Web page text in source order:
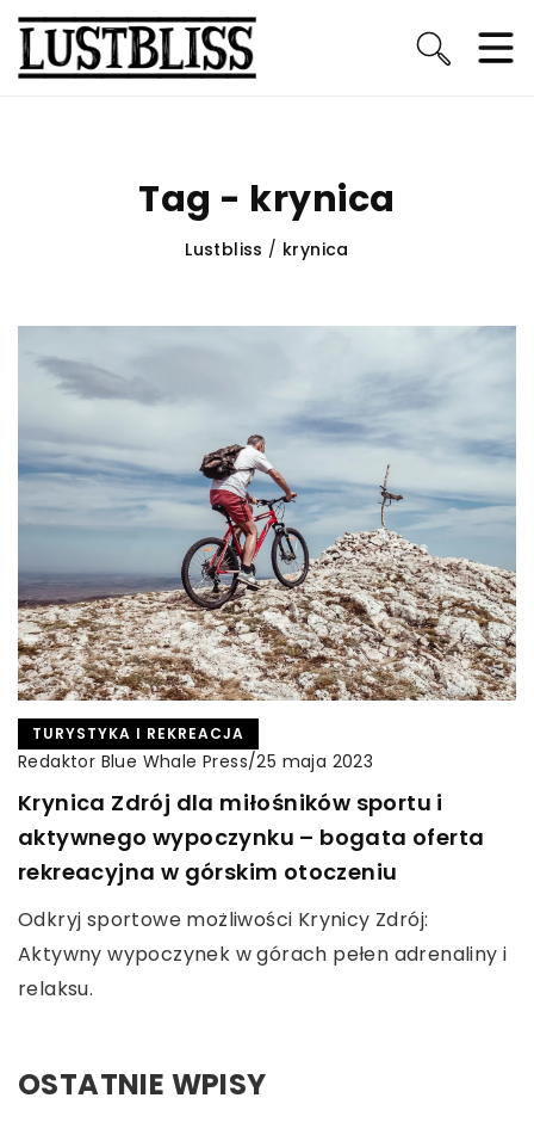
Tag - krynica
Lustbliss / krynica
TURYSTYKA I REKREACJA
Redaktor Blue Whale Press/25 maja 2023
Krynica Zdrój dla miłośników sportu i
aktywnego wypoczynku – bogata oferta
rekreacyjna w górskim otoczeniu
Odkryj sportowe możliwości Krynicy Zdrój:
Aktywny wypoczynek w górach pełen adrenaliny i
relaksu.
OSTATNIE WPISY